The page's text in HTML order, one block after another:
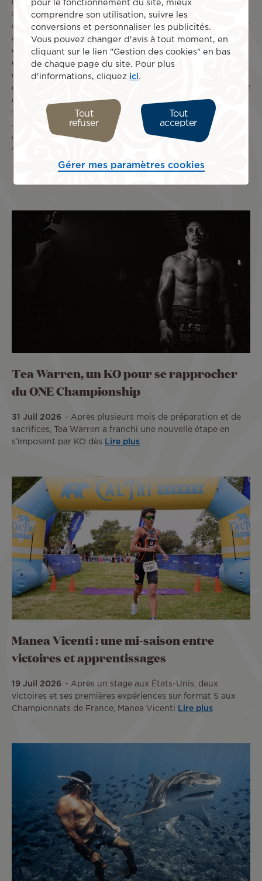
surtout me tester sur un format court, intense et très
relevé. Terminer 4e au scratch et 1er de ma catégorie, c’est
forcément une grande satisfaction. J’ai aussi profité de ce
déplacement pour découvrir Sydney, qui sera bientôt
desservie en direct par Air Tahiti Nui. C’est une belle
destination, très agréable, et l’ajout de Sydney dans le
réseau sera un vrai plus pour les prochaines années. Dès le
lendemain, j’ai également pu enchaîner avec une victoire
sur un 10 km organisé dans le cadre du Bayside Festival à
Sydney. Maintenant, place à la récupération des jambes
avant le prochain objectif : le semi-marathon de Gold
Coast, prévu le 4 juillet. »
Tea Warren, un KO pour se rapprocher
du ONE Championship
31 Juil 2026
Après plusieurs mois de préparation et de
sacrifices, Tea Warren a franchi une nouvelle étape en
s’imposant par KO dès
Lire plus
Manea Vicenti : une mi-saison entre
victoires et apprentissages
19 Juil 2026
Après un stage aux États-Unis, deux
victoires et ses premières expériences sur format S aux
Championnats de France, Manea Vicenti
Lire plus
pour le fonctionnement du site, mieux
comprendre son utilisation, suivre les
conversions et personnaliser les publicités.
Vous pouvez changer d'avis à tout moment, en
cliquant sur le lien "Gestion des cookies" en bas
de chaque page du site. Pour plus
d'informations, cliquez ici
Tout
refuser
Tout
accepter
Gérer mes paramètres cookies